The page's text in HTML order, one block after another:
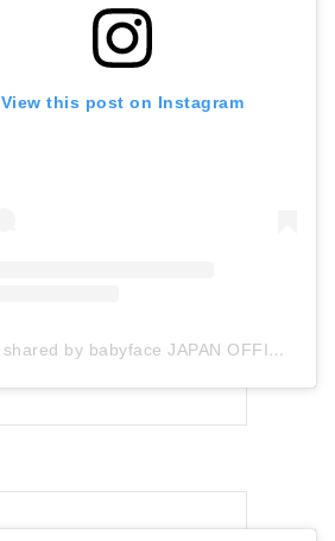
View this post on Instagram
A post shared by babyface JAPAN OFFICIAL (@babyface_japan)